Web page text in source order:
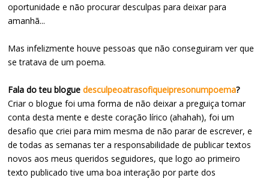
oportunidade e não procurar desculpas para deixar para
amanhã...
Mas infelizmente houve pessoas que não conseguiram ver que
se tratava de um poema.
Fala do teu bloguedesculpeoatrasofiqueipresonumpoema?
Criar o blogue foi uma forma de não deixar a preguiça tomar
conta desta mente e deste coração lírico (ahahah), foi um
desafio que criei para mim mesma de não parar de escrever, e
de todas as semanas ter a responsabilidade de publicar textos
novos aos meus queridos seguidores, que logo ao primeiro
texto publicado tive uma boa interação por parte dos